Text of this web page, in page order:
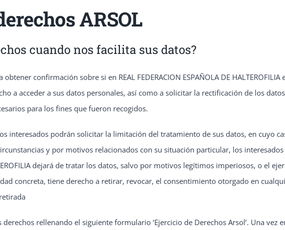
ARSOL
cuando nos facilita sus datos?
confirmación sobre si en REAL FEDERACION ESPAÑOLA DE
a acceder a sus datos personales, así como a solicitar la rectificación de los
para los fines que fueron recogidos.
interesados podrán solicitar la limitación del tratamiento de sus datos, en cuyo
y por motivos relacionados con su situación particular, los
dejará de tratar los datos, salvo por motivos legítimos imperiosos, o el
concreta, tiene derecho a retirar, revocar, el consentimiento otorgado en
rellenando el siguiente formulario ‘Ejercicio de Derechos Arsol’. Una